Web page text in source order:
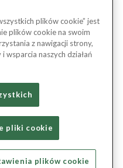
Torres
z Travelist.pl & Jeep
plików cookie” jest
plików cookie na swoim
z nawigacji strony,
wsparcia naszych działań
pliki cookie
plików cookie